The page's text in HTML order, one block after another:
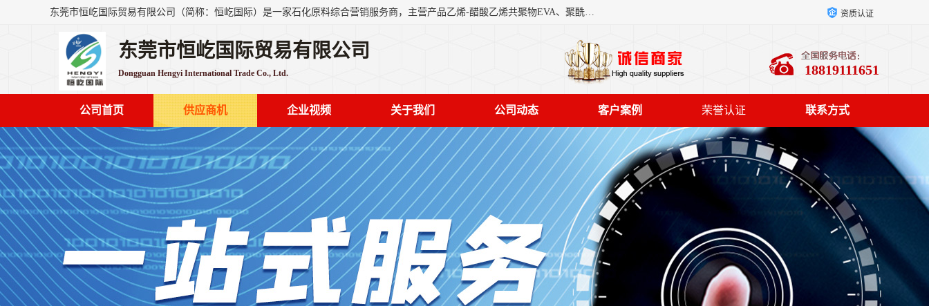
东莞市恒屹国际贸易有限公司（简称：恒屹国际）是一家石化原料综合营销服务商，主营产品乙烯-醋酸乙烯共聚物EVA、聚酰胺PA（尼龙）、醚酯型热塑弹性体TPEE等，公司秉承以市场为导向的战略思想，致力于大宗石化原料在中国市场的营销服务业务，为客户提供一站式的全面服务。 资质认证
东莞市恒屹国际贸易有限公司
Dongguan Hengyi International Trade Co., Ltd. 18819111651
公司首页 供应商机 企业视频 关于我们 公司动态 客户案例 荣誉认证 联系方式